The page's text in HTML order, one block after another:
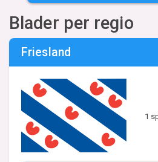
Blader per regio
Friesland
1